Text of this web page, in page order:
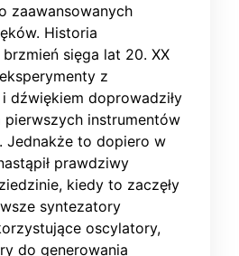
zaawansowanych
Historia
sięga lat 20. XX
z
dźwiękiem doprowadziły
pierwszych instrumentów
Jednakże to dopiero w
prawdziwy
kiedy to zaczęły
syntezatory
oscylatory,
do generowania